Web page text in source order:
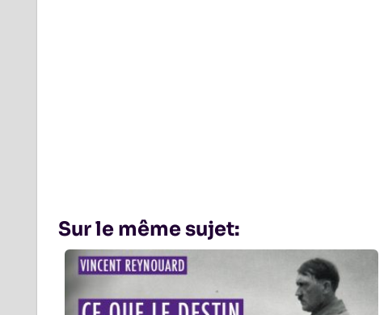
Sur le même sujet: